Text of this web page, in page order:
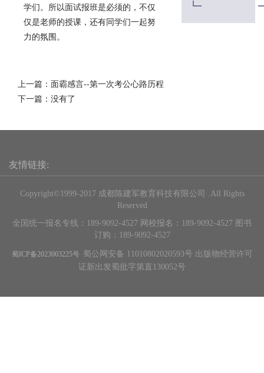
学们。所以面试报班是必须的，不仅
仅是老师的授课，还有同学们一起努
力的氛围。
上一篇： 面霸感言--第一次考公心路历程
下一篇： 没有了
友情链接:
Copyright©1999-2017 成都陈建军教育科技有限公司 .All Rights
Reserved
全国统一报名专线：189-9092-4527 网校报名：189-9092-4527 图书
订购：189-9092-4527
蜀ICP备2023003225号 蜀公网安备 11010802020593号 出版物经营许可
证新出发蜀批字第直130052号